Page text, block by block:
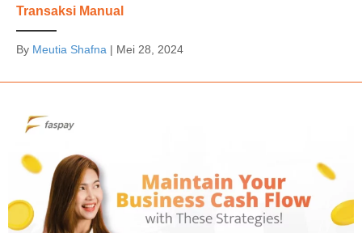
Transaksi Manual
By Meutia Shafna | Mei 28, 2024